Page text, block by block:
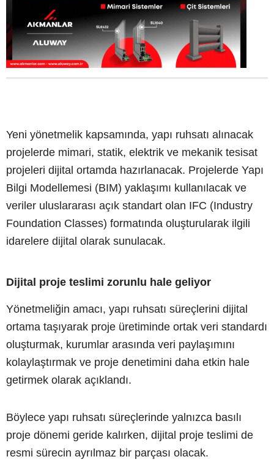
Yeni yönetmelik kapsamında, yapı ruhsatı alınacak
projelerde mimari, statik, elektrik ve mekanik tesisat
projeleri dijital ortamda hazırlanacak. Projelerde Yapı
Bilgi Modellemesi (BIM) yaklaşımı kullanılacak ve
veriler uluslararası açık standart olan IFC (Industry
Foundation Classes) formatında oluşturularak ilgili
idarelere dijital olarak sunulacak.
Dijital proje teslimi zorunlu hale geliyor
Yönetmeliğin amacı, yapı ruhsatı süreçlerini dijital
ortama taşıyarak proje üretiminde ortak veri standardı
oluşturmak, kurumlar arasında veri paylaşımını
kolaylaştırmak ve proje denetimini daha etkin hale
getirmek olarak açıklandı.
Böylece yapı ruhsatı süreçlerinde yalnızca basılı
proje dönemi geride kalırken, dijital proje teslimi de
resmi sürecin ayrılmaz bir parçası olacak.